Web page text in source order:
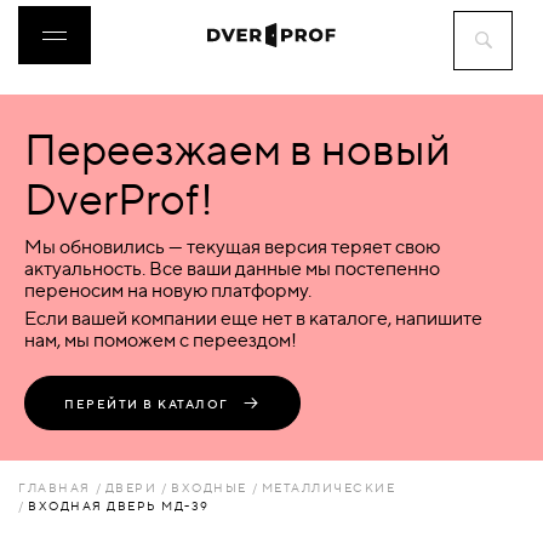
ДВЕРИ
ФУРНИТУРА
ВОРОТА
ПЕРЕГОРОДКИ
Переезжаем в новый
DverProf!
Мы обновились — текущая версия теряет свою
актуальность. Все ваши данные мы постепенно
переносим на новую платформу.
Если вашей компании еще нет в каталоге, напишите
нам, мы поможем с переездом!
ПЕРЕЙТИ В КАТАЛОГ
ГЛАВНАЯ ДВЕРИ ВХОДНЫЕ
МЕТАЛЛИЧЕСКИЕ
ВХОДНАЯ ДВЕРЬ МД-39